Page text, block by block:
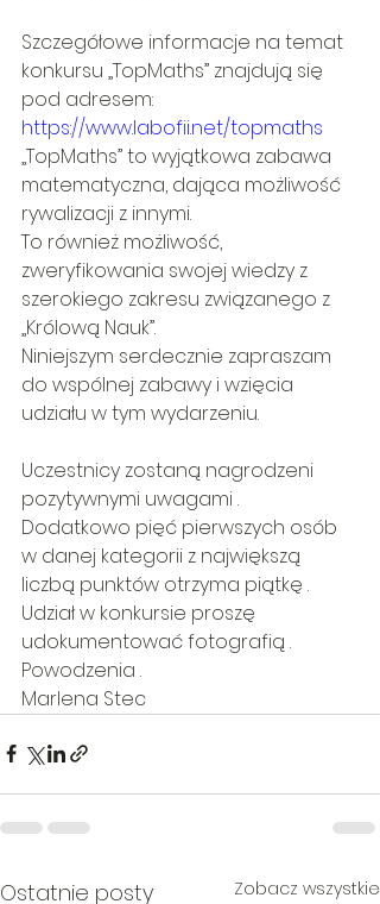
Szczegółowe informacje na temat
konkursu „TopMaths” znajdują się
pod adresem:
https://www.labofii.net/topmaths
„TopMaths” to wyjątkowa zabawa
matematyczna, dająca możliwość
rywalizacji z innymi.
To również możliwość,
zweryfikowania swojej wiedzy z
szerokiego zakresu związanego z
„Królową Nauk”.
Niniejszym serdecznie zapraszam
do wspólnej zabawy i wzięcia
udziału w tym wydarzeniu.
Uczestnicy zostaną nagrodzeni
pozytywnymi uwagami .
Dodatkowo pięć pierwszych osób
w danej kategorii z największą
liczbą punktów otrzyma piątkę .
Udział w konkursie proszę
udokumentować fotografią .
Powodzenia .
Marlena Stec
Ostatnie posty Zobacz wszystkie